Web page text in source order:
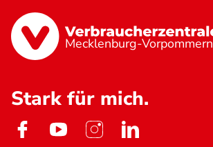
Mecklenburg-Vorpommern
Stark für mich.